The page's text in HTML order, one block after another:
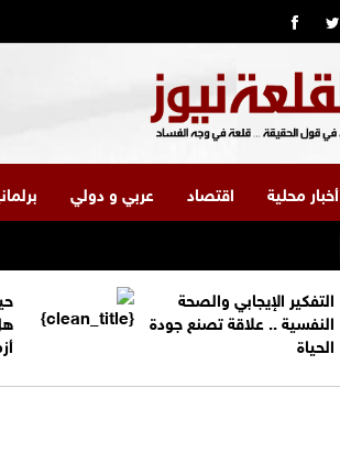
أخبار محلية اقتصاد عربي و دولي
التفكير الإيجابي والصحة
النفسية .. علاقة تصنع جودة
الحياة